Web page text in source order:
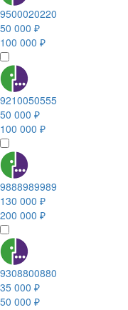
9500020220
50 000 ₽
100 000 ₽
9210050555
50 000 ₽
100 000 ₽
9888989989
130 000 ₽
200 000 ₽
9308800880
35 000 ₽
50 000 ₽